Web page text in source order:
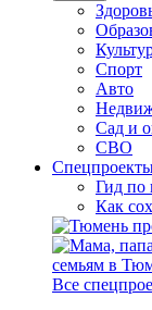
Спорт
Авто
Сад и
СВО
Гид по
Как
Все